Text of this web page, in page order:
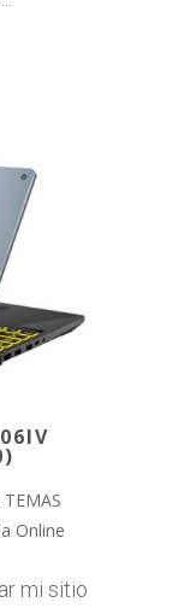
TEMAS
Online
mi sitio